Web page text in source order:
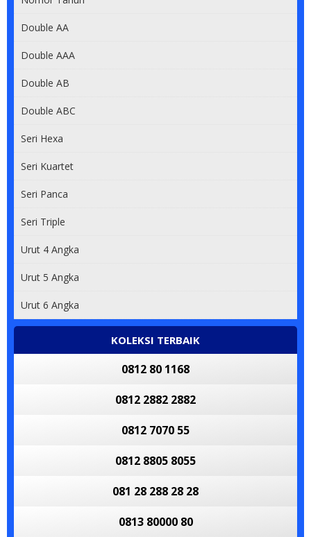
Double AA
Double AAA
Double AB
Double ABC
Seri Hexa
Seri Kuartet
Seri Panca
Seri Triple
Urut 4 Angka
Urut 5 Angka
Urut 6 Angka
KOLEKSI TERBAIK
0812 80 1168
0812 2882 2882
0812 7070 55
0812 8805 8055
081 28 288 28 28
0813 80000 80